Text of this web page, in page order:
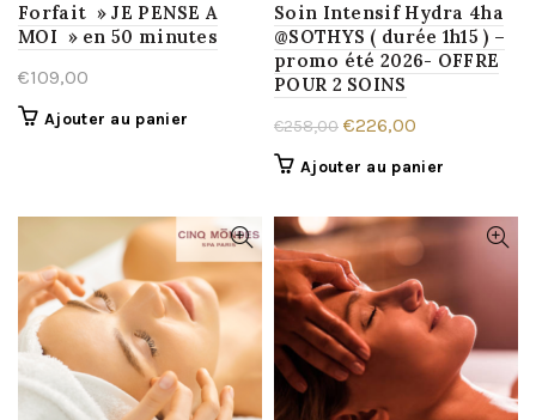
Forfait » JE PENSE A
MOI » en 50 minutes
€109,00
Ajouter au panier
Soin Intensif Hydra 4ha
@SOTHYS ( durée 1h15 ) –
promo été 2026- OFFRE
POUR 2 SOINS
€258,00 Le
initial
était :
€258,00.
€226,00
est :
€226,00.
Ajouter au panier